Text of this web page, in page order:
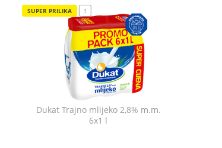
SUPER PRILIKA !
Dukat Trajno mlijeko 2,8% m.m.
6x1 l